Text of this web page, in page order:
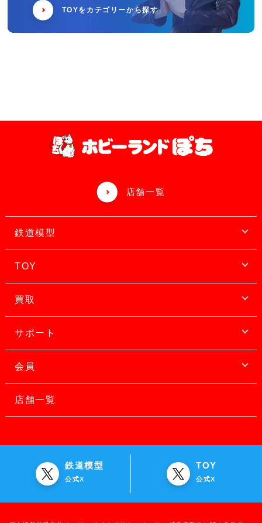
TOYをカテゴリーから探す
店舗一覧
鉄道模型
TOY
買取
サポート
会員
店舗一覧
鉄道模型
公式X
TOY
公式X